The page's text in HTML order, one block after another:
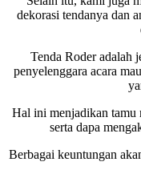
dekorasi tendanya dan
Tenda Roder adalah
penyelenggara acara
Hal ini menjadikan tamu
serta dapa
Berbagai keuntungan